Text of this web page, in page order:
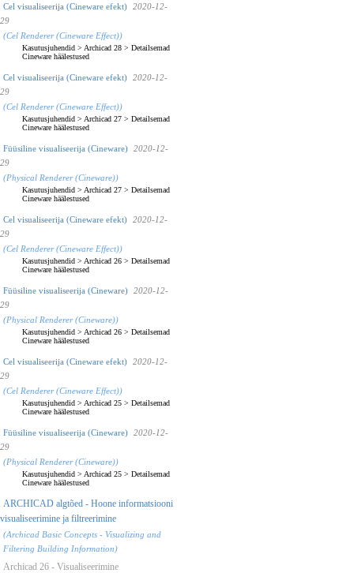
Cel visualiseerija (Cineware efekt)
2020-12-
29
(Cel Renderer (Cineware Effect))
Kasutusjuhendid > Archicad 28 > Detailsemad
Cineware häälestused
Cel visualiseerija (Cineware efekt)
2020-12-
29
(Cel Renderer (Cineware Effect))
Kasutusjuhendid > Archicad 27 > Detailsemad
Cineware häälestused
Füüsiline visualiseerija (Cineware)
2020-12-
29
(Physical Renderer (Cineware))
Kasutusjuhendid > Archicad 27 > Detailsemad
Cineware häälestused
Cel visualiseerija (Cineware efekt)
2020-12-
29
(Cel Renderer (Cineware Effect))
Kasutusjuhendid > Archicad 26 > Detailsemad
Cineware häälestused
Füüsiline visualiseerija (Cineware)
2020-12-
29
(Physical Renderer (Cineware))
Kasutusjuhendid > Archicad 26 > Detailsemad
Cineware häälestused
Cel visualiseerija (Cineware efekt)
2020-12-
29
(Cel Renderer (Cineware Effect))
Kasutusjuhendid > Archicad 25 > Detailsemad
Cineware häälestused
Füüsiline visualiseerija (Cineware)
2020-12-
29
(Physical Renderer (Cineware))
Kasutusjuhendid > Archicad 25 > Detailsemad
Cineware häälestused
ARCHICAD algtõed - Hoone informatsiooni
visualiseerimine ja filtreerimine
(Archicad Basic Concepts - Visualizing and
Filtering Building Information)
Archicad 26 - Visualiseerimine